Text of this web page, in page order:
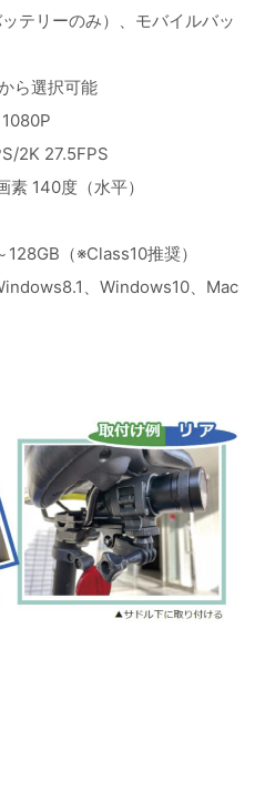
テリーのみ）、モバイルバッ
ら選択可能
2K 27.5FPS
140度（水平）
（※Class10推奨）
、Windows10、Mac